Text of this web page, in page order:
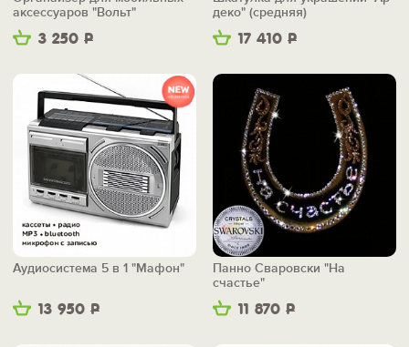
3 250 Р
аксессуаров "Вольт"
17 410 Р
деко" (средняя)
13 950 Р
Аудиосистема 5 в 1 "Мафон"
11 870 Р
Панно Сваровски "На
счастье"